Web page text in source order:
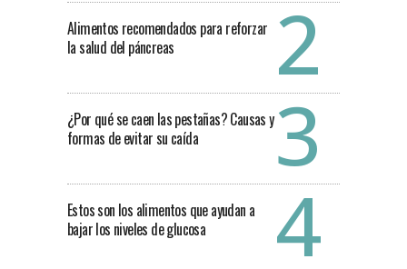
Alimentos recomendados para reforzar
la salud del páncreas
¿Por qué se caen las pestañas? Causas y
formas de evitar su caída
Estos son los alimentos que ayudan a
bajar los niveles de glucosa